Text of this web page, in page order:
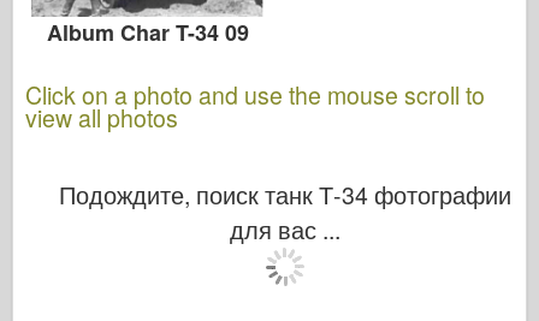
Album Char T-34 09
Click on a photo and use the mouse scroll to
view all photos
Подождите, поиск танк Т-34 фотографии
для вас ...